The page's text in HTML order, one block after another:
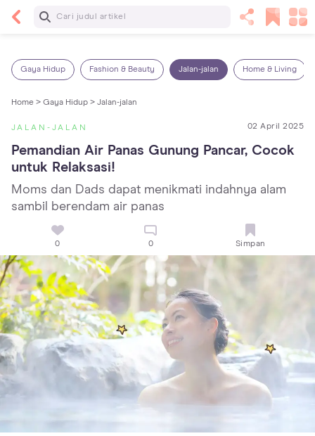
Baca Selanjutnya
Gaya Hidup Fashion & Beauty Jalan-jalan Home & Living
Home > Gaya Hidup > Jalan-jalan
JALAN-JALAN 02 April 2025
Pemandian Air Panas Gunung Pancar, Cocok
untuk Relaksasi!
Moms dan Dads dapat menikmati indahnya alam
sambil berendam air panas
0 0 Simpan